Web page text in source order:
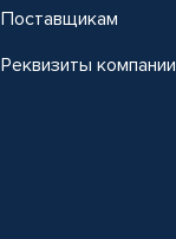
Поставщикам
Реквизиты компании